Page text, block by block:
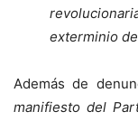
exterminio
Además de
manifiesto del